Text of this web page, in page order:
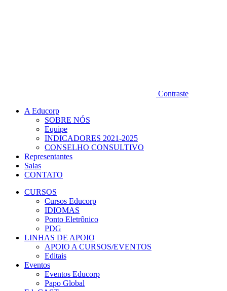
Contraste
A Educorp
SOBRE NÓS
Equipe
INDICADORES 2021-2025
CONSELHO CONSULTIVO
Representantes
Salas
CONTATO
CURSOS
Cursos Educorp
IDIOMAS
Ponto Eletrônico
PDG
LINHAS DE APOIO
APOIO A CURSOS/EVENTOS
Editais
Eventos
Eventos Educorp
Papo Global